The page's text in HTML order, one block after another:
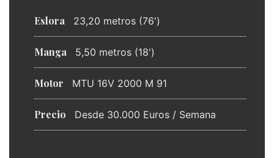
Eslora 23,20 metros (76')
Manga 5,50 metros (18')
Motor MTU 16V 2000 M 91
Precio Desde 30.000 Euros / Semana